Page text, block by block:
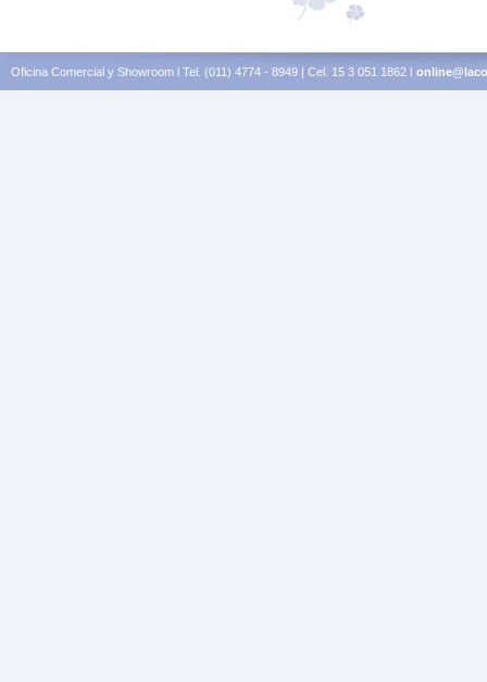
Oficina Comercial y Showroom l Tel. (011) 4774 - 8949 | Cel. 15 3 051 1862 l